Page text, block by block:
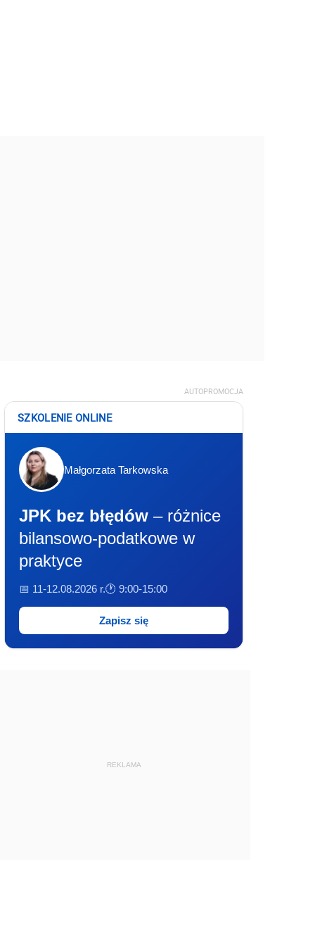
AUTOPROMOCJA
SZKOLENIE ONLINE
Małgorzata Tarkowska
JPK bez błędów – różnice
bilansowo-podatkowe w
praktyce
📅 11-12.08.2026 r.🕐 9:00-15:00
Zapisz się
REKLAMA